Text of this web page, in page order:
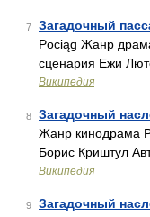
7 Загадочный
Pociąg Жанр
сценария Ежи
Википедия
8 Загадочный
Жанр кинодрама
Борис Криштул
Википедия
9 Загадочный